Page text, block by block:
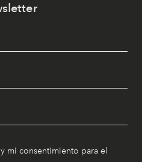
mi consentimiento para el